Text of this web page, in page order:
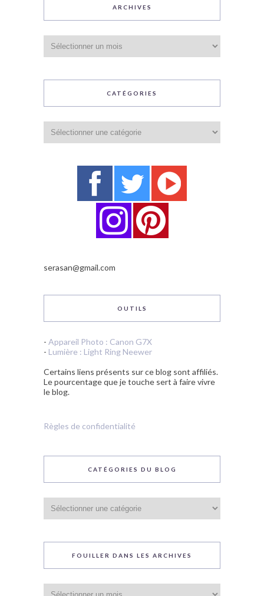
ARCHIVES
CATÉGORIES
serasan@gmail.com
OUTILS
- Appareil Photo : Canon G7X
- Lumière : Light Ring Neewer
Certains liens présents sur ce blog sont affiliés.
Le pourcentage que je touche sert à faire vivre
le blog.
Règles de confidentialité
CATÉGORIES DU BLOG
du
blog
FOUILLER DANS LES ARCHIVES